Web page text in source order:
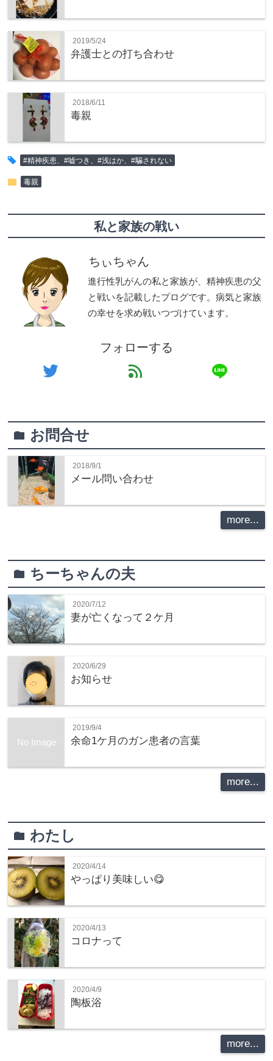
2019/5/24
弁護士との打ち合わせ
2018/6/11
毒親
tag #精神疾患、#嘘つき、#浅はか、#騙されない
folder 毒親
私と家族の戦い
ちぃちゃん
進行性乳がんの私と家族が、精神疾患の父
と戦いを記載したプログです。病気と家族
の幸せを求め戦いつづけています。
フォローする
twitter feed line
folder お問合せ
2018/9/1
メール問い合わせ
more...
folder ちーちゃんの夫
2020/7/12
妻が亡くなって２ケ月
2020/6/29
お知らせ
No Image
2019/9/4
余命1ケ月のガン患者の言葉
more...
folderわたし
2020/4/14
やっぱり美味しい😋
2020/4/13
コロナって
2020/4/9
陶板浴
more...